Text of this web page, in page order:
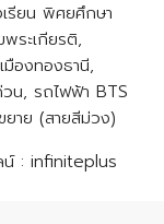
เรียน พิศยศึกษา
ระเกียรติ,
องทองธานี,
วน, รถไฟฟ้า BTS
าย (สายสีม่วง)
น์ : infiniteplus